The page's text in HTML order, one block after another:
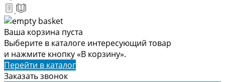
Ваша корзина пуста
Выберите в каталоге интересующий товар
и нажмите кнопку «В корзину».
Перейти в каталог
Заказать звонок